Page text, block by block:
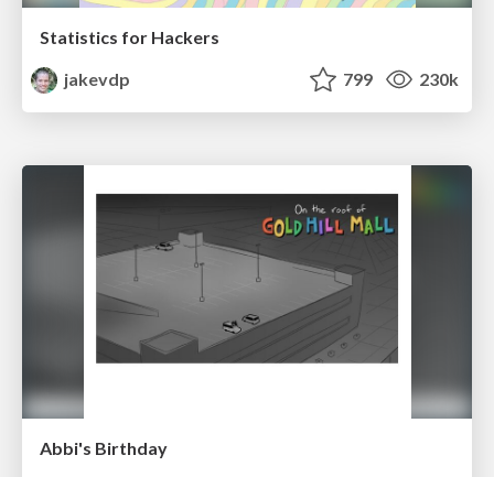
Statistics for Hackers
jakevdp
799 230k
Abbi's Birthday